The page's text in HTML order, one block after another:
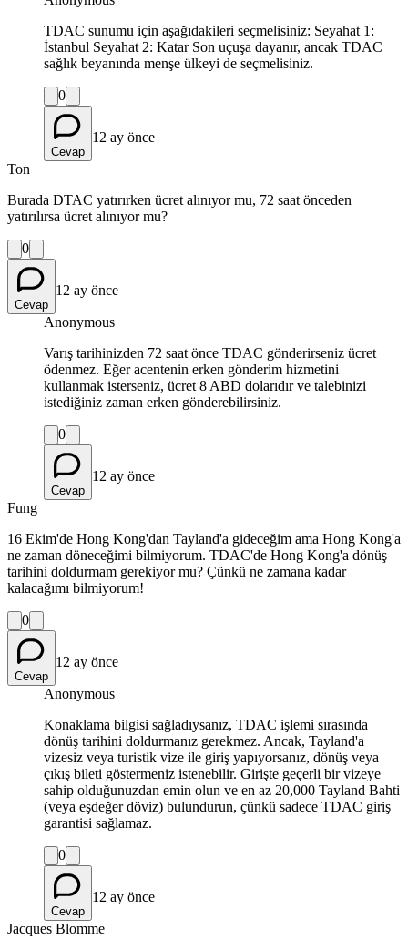
TDAC sunumu için aşağıdakileri seçmelisiniz: Seyahat 1:
İstanbul Seyahat 2: Katar Son uçuşa dayanır, ancak TDAC
sağlık beyanında menşe ülkeyi de seçmelisiniz.
0
Cevap
12 ay önce
Ton
Burada DTAC yatırırken ücret alınıyor mu, 72 saat önceden
yatırılırsa ücret alınıyor mu?
0
Cevap
12 ay önce
Anonymous
Varış tarihinizden 72 saat önce TDAC gönderirseniz ücret
ödenmez. Eğer acentenin erken gönderim hizmetini
kullanmak isterseniz, ücret 8 ABD dolarıdır ve talebinizi
istediğiniz zaman erken gönderebilirsiniz.
0
Cevap
12 ay önce
Fung
16 Ekim'de Hong Kong'dan Tayland'a gideceğim ama Hong Kong'a
ne zaman döneceğimi bilmiyorum. TDAC'de Hong Kong'a dönüş
tarihini doldurmam gerekiyor mu? Çünkü ne zamana kadar
kalacağımı bilmiyorum!
0
Cevap
12 ay önce
Anonymous
Konaklama bilgisi sağladıysanız, TDAC işlemi sırasında
dönüş tarihini doldurmanız gerekmez. Ancak, Tayland'a
vizesiz veya turistik vize ile giriş yapıyorsanız, dönüş veya
çıkış bileti göstermeniz istenebilir. Girişte geçerli bir vizeye
sahip olduğunuzdan emin olun ve en az 20,000 Tayland Bahti
(veya eşdeğer döviz) bulundurun, çünkü sadece TDAC giriş
garantisi sağlamaz.
0
Cevap
12 ay önce
Jacques Blomme